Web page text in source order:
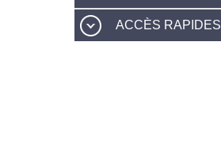
ACCÈS RAPIDES